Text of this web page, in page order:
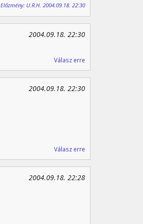
Előzmény: U.R.H. 2004.09.18. 22:30
2004.09.18. 22:30
Válasz erre
2004.09.18. 22:30
Válasz erre
2004.09.18. 22:28